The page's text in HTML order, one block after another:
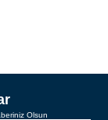
Olsun